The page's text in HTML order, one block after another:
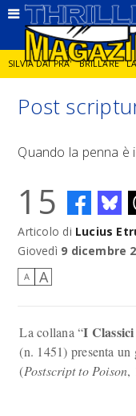
SILVIA DAI PRA' BRILLARE
JORGE DIAZ LA SPIA
Post
Quando la penna è
15
Articolo di Lucius
Giovedì 9 dicembre
A A
La collana “I
(n. 1451) presenta un
(Postscript to Poison,